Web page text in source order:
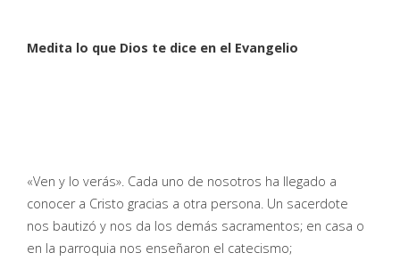
Medita lo que Dios te dice en el Evangelio
«Ven y lo verás». Cada uno de nosotros ha llegado a
conocer a Cristo gracias a otra persona. Un sacerdote
nos bautizó y nos da los demás sacramentos; en casa o
en la parroquia nos enseñaron el catecismo;